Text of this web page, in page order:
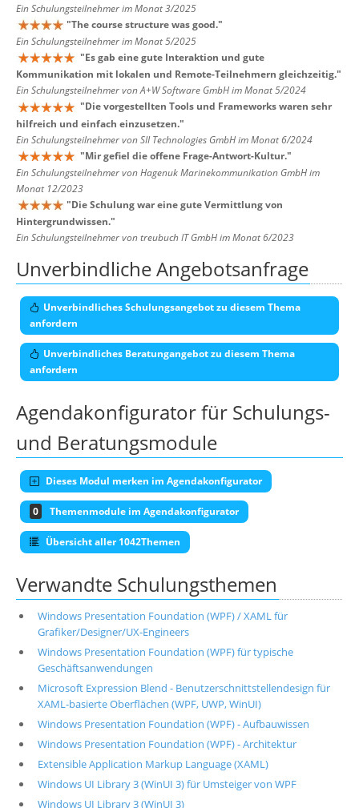
Ein Schulungsteilnehmer im Monat 3/2025
"The course structure was good."
Ein Schulungsteilnehmer im Monat 5/2025
"Es gab eine gute Interaktion und gute
Kommunikation mit lokalen und Remote-Teilnehmern gleichzeitig."
Ein Schulungsteilnehmer von A+W Software GmbH im Monat 5/2024
"Die vorgestellten Tools und Frameworks waren sehr
hilfreich und einfach einzusetzen."
Ein Schulungsteilnehmer von SII Technologies GmbH im Monat 6/2024
"Mir gefiel die offene Frage-Antwort-Kultur."
Ein Schulungsteilnehmer von Hagenuk Marinekommunikation GmbH im
Monat 12/2023
"Die Schulung war eine gute Vermittlung von
Hintergrundwissen."
Ein Schulungsteilnehmer von treubuch IT GmbH im Monat 6/2023
Unverbindliche Angebotsanfrage
Unverbindliches Schulungsangebot zu diesem Thema
anfordern
Unverbindliches Beratungangebot zu diesem Thema
anfordern
Agendakonfigurator für Schulungs-
und Beratungsmodule
Dieses Modul merken im Agendakonfigurator
0 Themenmodule im Agendakonfigurator
Übersicht aller 1042Themen
Verwandte Schulungsthemen
Windows Presentation Foundation (WPF) / XAML für
Grafiker/Designer/UX-Engineers
Windows Presentation Foundation (WPF) für typische
Geschäftsanwendungen
Microsoft Expression Blend - Benutzerschnittstellendesign für
XAML-basierte Oberflächen (WPF, UWP, WinUI)
Windows Presentation Foundation (WPF) - Aufbauwissen
Windows Presentation Foundation (WPF) - Architektur
Extensible Application Markup Language (XAML)
Windows UI Library 3 (WinUI 3) für Umsteiger von WPF
Windows UI Library 3 (WinUI 3)